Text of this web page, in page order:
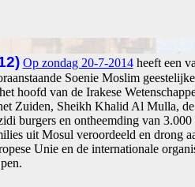
Op zondag 20-7-2014heeft een
Soenie Moslim
hoofd van de Irakese
Zuiden, Sheikh Khalid Al Mulla,
burgers en ontheemding van
uit Mosul veroordeeld en drong
Unie en de internationale